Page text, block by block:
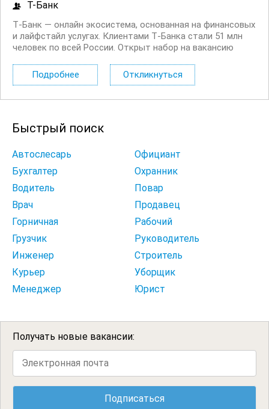
Т-Банк
Т‑Банк — онлайн экосистема, основанная на финансовых
и лайфстайл услугах. Клиентами Т‑Банка стали 51 млн
человек по всей России. Открыт набор на вакансию
будете делать: Консультировать клиентов по
депозитным продуктам на входящих звонках...
Подробнее Откликнуться
Быстрый поиск
Автослесарь
Официант
Бухгалтер
Охранник
Водитель
Повар
Врач
Продавец
Горничная
Рабочий
Грузчик
Руководитель
Инженер
Строитель
Курьер
Уборщик
Менеджер
Юрист
Получать новые вакансии: